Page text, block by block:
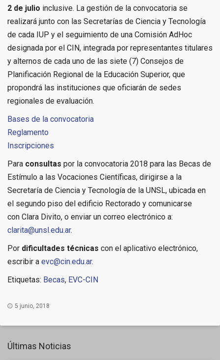
2 de julio inclusive. La gestión de la convocatoria se
realizará junto con las Secretarías de Ciencia y Tecnología
de cada IUP y el seguimiento de una Comisión AdHoc
designada por el CIN, integrada por representantes titulares
y alternos de cada uno de las siete (7) Consejos de
Planificación Regional de la Educación Superior, que
propondrá las instituciones que oficiarán de sedes
regionales de evaluación.
Bases de la convocatoria
Reglamento
Inscripciones
Para consultas por la convocatoria 2018 para las Becas de
Estímulo a las Vocaciones Científicas, dirigirse a la
Secretaría de Ciencia y Tecnología de la UNSL, ubicada en
el segundo piso del edificio Rectorado y comunicarse
con Clara Divito, o enviar un correo electrónico a:
clarita@unsl.edu.ar.
Por dificultades técnicas con el aplicativo electrónico,
escribir a evc@cin.edu.ar.
Etiquetas: Becas, EVC-CIN
5 junio, 2018
Últimas Noticias